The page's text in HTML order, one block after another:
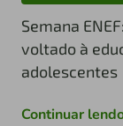
Semana
voltado à
adolescentes
Continuar